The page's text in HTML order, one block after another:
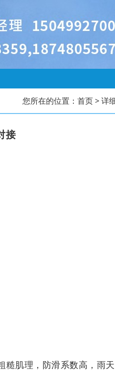
您所在的位置： 首页> 详
接
糙肌理，防滑系数高，雨